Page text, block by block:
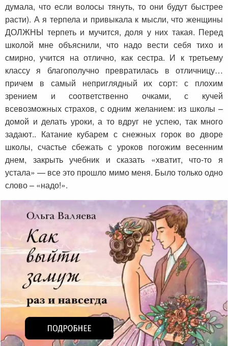
думала, что если волосы тянуть, то они будут быстрее
расти). А я терпела и привыкала к мысли, что женщины
ДОЛЖНЫ терпеть и мучится, доля у них такая. Перед
школой мне объяснили, что надо вести себя тихо и
смирно, учится на отлично, как сестра. И к третьему
классу я благополучно превратилась в отличницу…
причем в самый неприглядный их сорт: с плохим
зрением и соответственно очками, с кучей
всевозможных страхов, с одним желанием: из школы –
домой и делать уроки, а то вдруг не успею, так много
задают.. Катание кубарем с снежных горок во дворе
школы, счастье сбежать с уроков погожим весенним
днем, закрыть учебник и сказать «хватит, что-то я
устала» — все это прошло мимо меня. Было только одно
слово – «надо!».